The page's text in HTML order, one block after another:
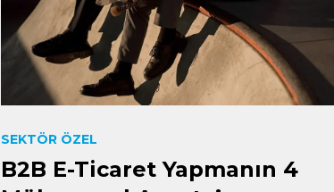
SEKTÖR ÖZEL
B2B E-Ticaret Yapmanın 4